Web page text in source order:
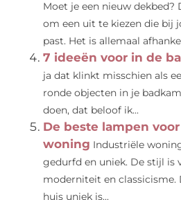
Moet je een nieuw dekbed?
om een uit te kiezen die bij
past. Het is allemaal
7 ideeën voor in de
ja dat klinkt misschien als
ronde objecten in je
doen, dat beloof ik...
De beste lampen
woning Industriële
gedurfd en uniek. De stijl is
moderniteit en
huis uniek is...